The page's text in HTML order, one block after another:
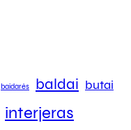
baidarės baldai butai
interjeras